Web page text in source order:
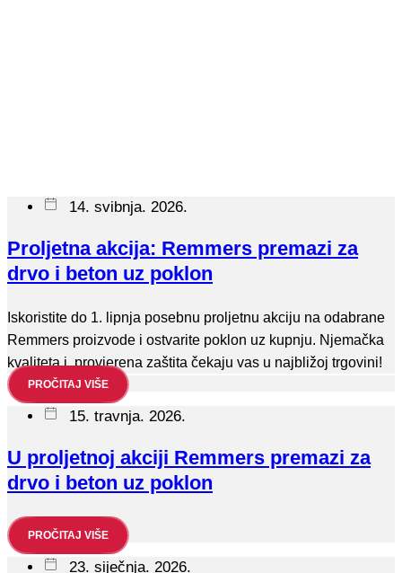
14. svibnja. 2026.
Proljetna akcija: Remmers premazi za
drvo i beton uz poklon
Iskoristite do 1. lipnja posebnu proljetnu akciju na odabrane
Remmers proizvode i ostvarite poklon uz kupnju. Njemačka
kvaliteta i provjerena zaštita čekaju vas u najbližoj trgovini!
PROČITAJ VIŠE
15. travnja. 2026.
U proljetnoj akciji Remmers premazi za
drvo i beton uz poklon
PROČITAJ VIŠE
23. siječnja. 2026.